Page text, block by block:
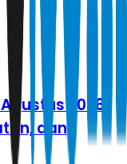
2026:
dan